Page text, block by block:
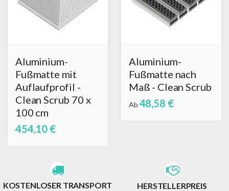
Aluminium-
Fußmatte mit
Auflaufprofil -
Clean Scrub 70 x
100 cm
454,10 €
Aluminium-
Fußmatte nach
Maß - Clean Scrub
Ab 48,58 €
KOSTENLOSER TRANSPORT HERSTELLERPREIS